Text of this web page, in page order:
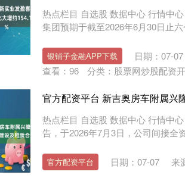
热点栏目 自选股 数据中心 行情中
集团预期于截至2026年6月30日止
银铺子金融APP下载 日期：07-07
查看： 96 分类： 股票网炒股配资
官方配资平台 新吉奥房车附属兴
热点栏目 自选股 数据中心 行情中
告，于2026年7月3日，公司间接全
官方配资平台 日期：07-07 来